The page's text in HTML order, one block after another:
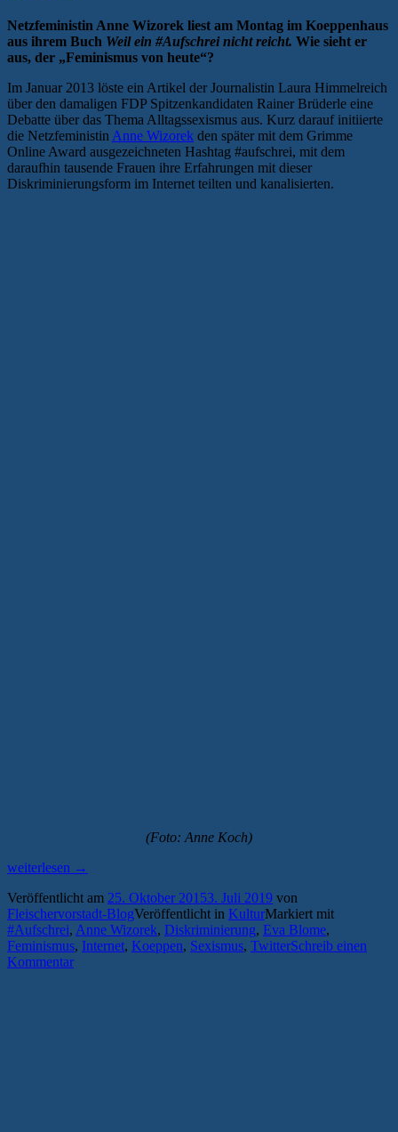
Netzfeministin Anne Wizorek liest am Montag im Koeppenhaus
aus ihrem Buch Weil ein #Aufschrei nicht reicht. Wie sieht er
aus, der „Feminismus von heute“?
Im Januar 2013 löste ein Artikel der Journalistin Laura Himmelreich
über den damaligen FDP Spitzenkandidaten Rainer Brüderle eine
Debatte über das Thema Alltagssexismus aus. Kurz darauf initiierte
die Netzfeministin Anne Wizorek den später mit dem Grimme
Online Award ausgezeichneten Hashtag #aufschrei, mit dem
daraufhin tausende Frauen ihre Erfahrungen mit dieser
Diskriminierungsform im Internet teilten und kanalisierten.
(Foto: Anne Koch)
„Netzfeministin
Wizorek
im
Koeppenhaus:
„Weil
ein
weiterlesen →
Veröffentlicht am 25. Oktober 20153. Juli 2019 von
Fleischervorstadt-BlogVeröffentlicht in KulturMarkiert mit
#Aufschrei, Anne Wizorek, Diskriminierung, Eva Blome,
Feminismus, Internet, Koeppen, Sexismus, TwitterSchreib einen
Kommentar